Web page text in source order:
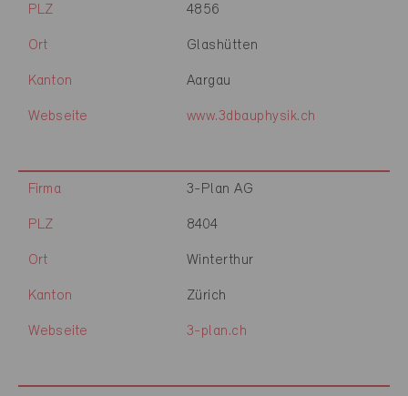
PLZ 4856
Ort Glashütten
Kanton Aargau
Webseite www.3dbauphysik.ch
Firma 3-Plan AG
PLZ 8404
Ort Winterthur
Kanton Zürich
Webseite 3-plan.ch